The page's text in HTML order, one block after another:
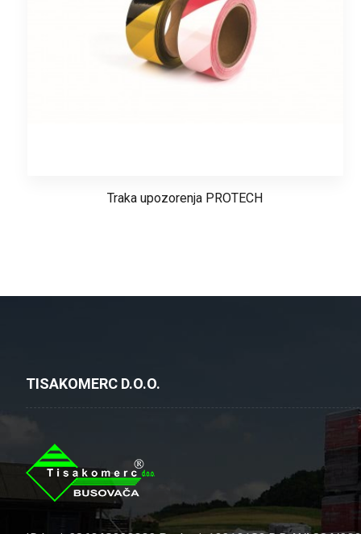
Traka upozorenja PROTECH
TISAKOMERC D.O.O.